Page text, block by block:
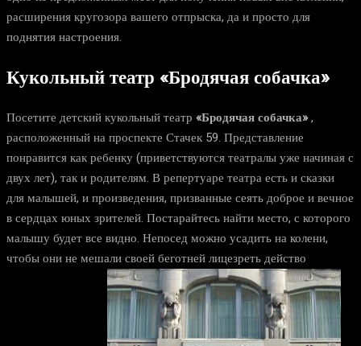
расширения кругозора вашего отпрыска, да и просто для
поднятия настроения.
Кукольный театр «Бродячая собачка»
Посетите детский кукольный театр «Бродячая собачка»,
расположенный на проспекте Стачек 59. Представление
понравится как ребенку (приветствуются театралы уже начиная с
двух лет), так и родителям. В репертуаре театра есть и сказки
для малышей, и произведения, призванные сеять доброе и вечное
в сердцах юных зрителей. Постарайтесь найти место, с которого
малышу будет все видно. Непосед можно усадить на колени,
чтобы они не мешали своей беготней лицезреть действо